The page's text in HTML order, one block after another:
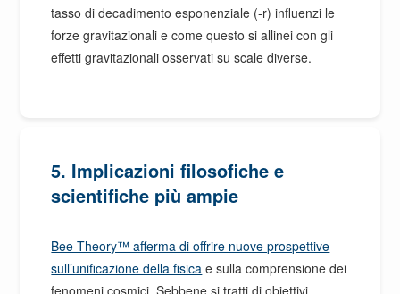
tasso di decadimento esponenziale (-r) influenzi le
forze gravitazionali e come questo si allinei con gli
effetti gravitazionali osservati su scale diverse.
5. Implicazioni filosofiche e
scientifiche più ampie
Bee Theory™ afferma di offrire nuove prospettive
sull’unificazione della fisica e sulla comprensione dei
fenomeni cosmici. Sebbene si tratti di obiettivi